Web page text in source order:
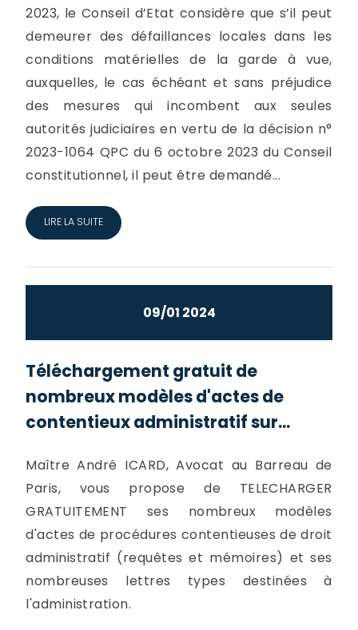
2023, le Conseil d’Etat considère que s’il peut
demeurer des défaillances locales dans les
conditions matérielles de la garde à vue,
auxquelles, le cas échéant et sans préjudice
des mesures qui incombent aux seules
autorités judiciaires en vertu de la décision n°
2023-1064 QPC du 6 octobre 2023 du Conseil
constitutionnel, il peut être demandé...
LIRE LA SUITE
09/01 2024
Téléchargement gratuit de
nombreux modèles d'actes de
contentieux administratif sur...
Maître André ICARD, Avocat au Barreau de
Paris, vous propose de TELECHARGER
GRATUITEMENT ses nombreux modèles
d'actes de procédures contentieuses de droit
administratif (requêtes et mémoires) et ses
nombreuses lettres types destinées à
l'administration.